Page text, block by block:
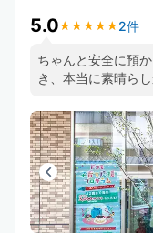
5.0★ ★ ★ ★ ★
★ ★ ★ ★ ★ 2件
ちゃんと安全に預
き、本当に素晴ら